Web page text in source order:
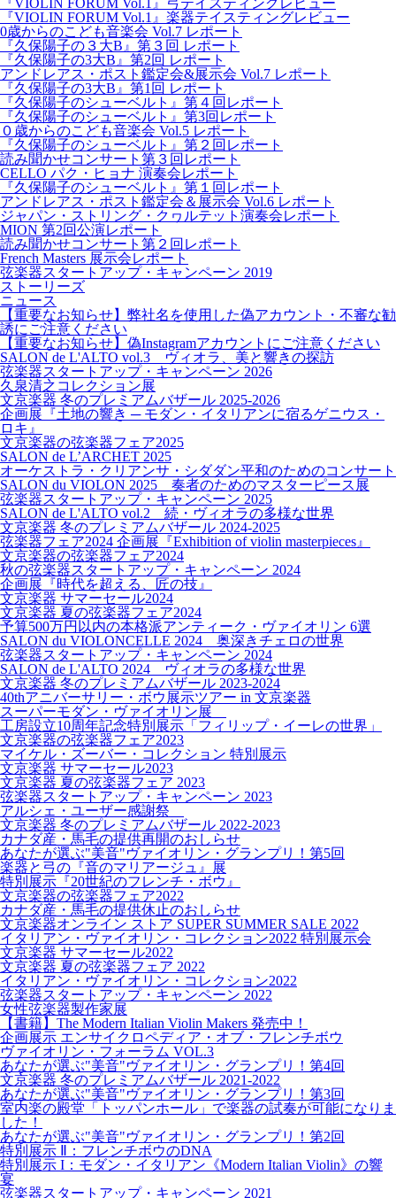
『VIOLIN FORUM Vol.1』弓テイスティングレビュー
『VIOLIN FORUM Vol.1』楽器テイスティングレビュー
0歳からのこども音楽会 Vol.7 レポート
『久保陽子の３大B』第３回 レポート
『久保陽子の3大B』第2回 レポート
アンドレアス・ポスト鑑定会&展示会 Vol.7 レポート
『久保陽子の3大B』第1回 レポート
『久保陽子のシューベルト』第４回レポート
『久保陽子のシューベルト』第3回レポート
０歳からのこども音楽会 Vol.5 レポート
『久保陽子のシューベルト』第２回レポート
読み聞かせコンサート第３回レポート
CELLO パク・ヒョナ 演奏会レポート
『久保陽子のシューベルト』第１回レポート
アンドレアス・ポスト鑑定会＆展示会 Vol.6 レポート
ジャパン・ストリング・クヮルテット演奏会レポート
MION 第2回公演レポート
読み聞かせコンサート第２回レポート
French Masters 展示会レポート
弦楽器スタートアップ・キャンペーン 2019
ストーリーズ
ニュース
【重要なお知らせ】弊社名を使用した偽アカウント・不審な勧
誘にご注意ください
【重要なお知らせ】偽Instagramアカウントにご注意ください
SALON de L'ALTO vol.3 ヴィオラ、美と響きの探訪
弦楽器スタートアップ・キャンペーン 2026
久泉清之コレクション展
文京楽器 冬のプレミアムバザール 2025-2026
企画展『土地の響き ─ モダン・イタリアンに宿るゲニウス・
ロキ』
文京楽器の弦楽器フェア2025
SALON de L’ARCHET 2025
オーケストラ・クリアンサ・シダダン平和のためのコンサート
SALON du VIOLON 2025 奏者のためのマスターピース展
弦楽器スタートアップ・キャンペーン 2025
SALON de L'ALTO vol.2 続・ヴィオラの多様な世界
文京楽器 冬のプレミアムバザール 2024-2025
弦楽器フェア2024 企画展『Exhibition of violin masterpieces』
文京楽器の弦楽器フェア2024
秋の弦楽器スタートアップ・キャンペーン 2024
企画展『時代を超える、匠の技』
文京楽器 サマーセール2024
文京楽器 夏の弦楽器フェア2024
予算500万円以内の本格派アンティーク・ヴァイオリン 6選
SALON du VIOLONCELLE 2024 奥深きチェロの世界
弦楽器スタートアップ・キャンペーン 2024
SALON de L'ALTO 2024 ヴィオラの多様な世界
文京楽器 冬のプレミアムバザール 2023-2024
40thアニバーサリー・ボウ展示ツアー in 文京楽器
スーパーモダン・ヴァイオリン展
工房設立10周年記念特別展示「フィリップ・イーレの世界」
文京楽器の弦楽器フェア2023
マイケル・ズーバー・コレクション 特別展示
文京楽器 サマーセール2023
文京楽器 夏の弦楽器フェア 2023
弦楽器スタートアップ・キャンペーン 2023
アルシェ・ユーザー感謝祭
文京楽器 冬のプレミアムバザール 2022-2023
カナダ産・馬毛の提供再開のおしらせ
あなたが選ぶ"美音"ヴァイオリン・グランプリ！第5回
楽器と弓の『音のマリアージュ』展
特別展示『20世紀のフレンチ・ボウ』
文京楽器の弦楽器フェア2022
カナダ産・馬毛の提供休止のおしらせ
文京楽器オンライン ストア SUPER SUMMER SALE 2022
イタリアン・ヴァイオリン・コレクション2022 特別展示会
文京楽器 サマーセール2022
文京楽器 夏の弦楽器フェア 2022
イタリアン・ヴァイオリン・コレクション2022
弦楽器スタートアップ・キャンペーン 2022
女性弦楽器製作家展
【書籍】The Modern Italian Violin Makers 発売中！
企画展示 エンサイクロペディア・オブ・フレンチボウ
ヴァイオリン・フォーラム VOL.3
あなたが選ぶ"美音"ヴァイオリン・グランプリ！第4回
文京楽器 冬のプレミアムバザール 2021-2022
あなたが選ぶ"美音"ヴァイオリン・グランプリ！第3回
室内楽の殿堂「トッパンホール」で楽器の試奏が可能になりま
した！
あなたが選ぶ"美音"ヴァイオリン・グランプリ！第2回
特別展示 Ⅱ：フレンチボウのDNA
特別展示 I：モダン・イタリアン《Modern Italian Violin》の響
宴
弦楽器スタートアップ・キャンペーン 2021